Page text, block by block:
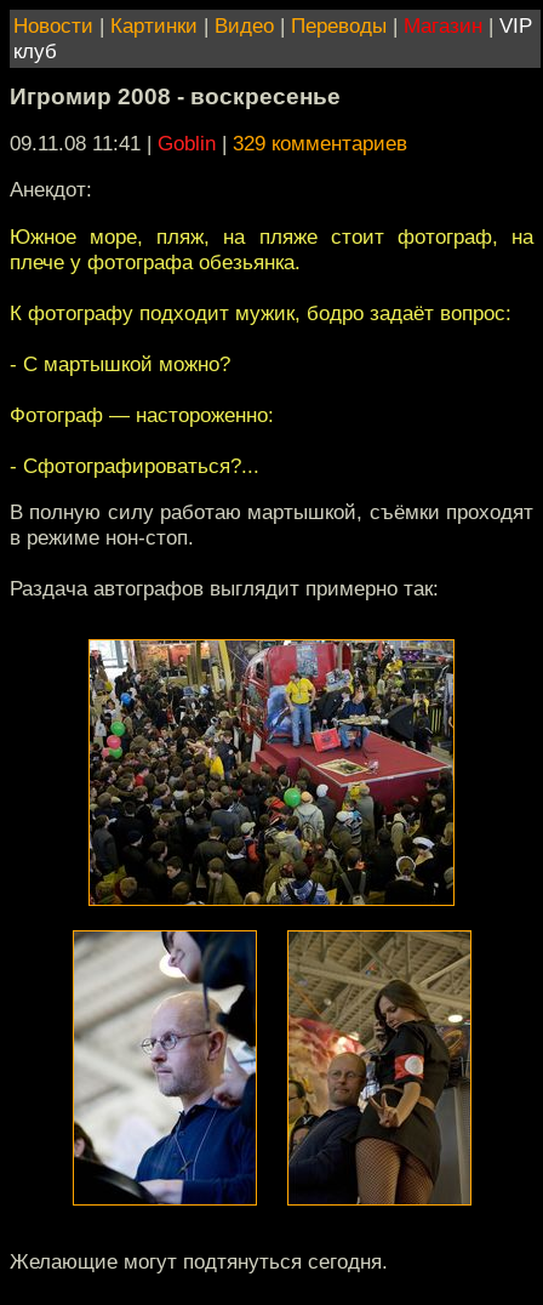
Новости | Картинки | Видео | Переводы | Магазин | VIP
клуб
Игромир 2008 - воскресенье
09.11.08 11:41 | Goblin | 329 комментариев
Анекдот:
Южное море, пляж, на пляже стоит фотограф, на
плече у фотографа обезьянка.
К фотографу подходит мужик, бодро задаёт вопрос:
- С мартышкой можно?
Фотограф — настороженно:
- Сфотографироваться?...
В полную силу работаю мартышкой, съёмки проходят
в режиме нон-стоп.
Раздача автографов выглядит примерно так:
Желающие могут подтянуться сегодня.